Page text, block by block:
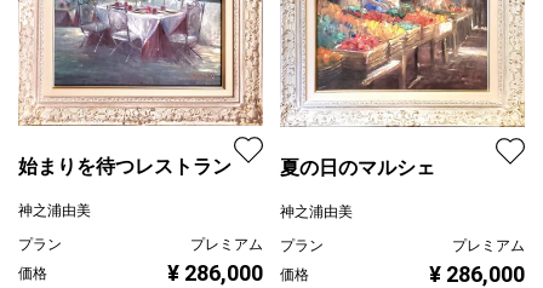
始まりを待つレストラン
神之浦由美
プラン
プレミアム
価格
¥ 286,000
夏の日のマルシェ
神之浦由美
プラン
プレミアム
価格
¥ 286,000